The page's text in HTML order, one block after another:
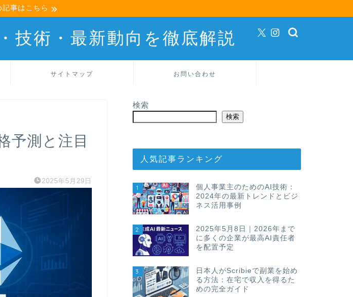
記事はこちら
技術・最新動向を徹底解説
サイトマップ お問い合わせ
予測と注目
2025年5月29日
検索
検索
人気記事ランキング
1
個人事業主のためのAI技術：
2024年の最新トレンドとビジ
ネス活用事例
2
2025年5月8日｜2026年まで
に多くの企業が最高AI責任者
を配置予定
3
日本人がScribieで副業を始め
る方法：在宅で収入を得るた
めの完全ガイド